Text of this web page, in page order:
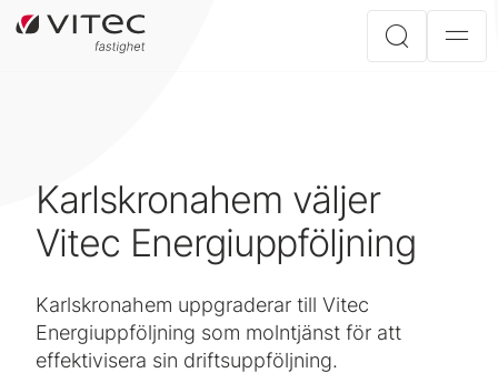
Karlskronahem väljer
Vitec Energiuppföljning
Karlskronahem uppgraderar till Vitec
Energiuppföljning som molntjänst för att
effektivisera sin driftsuppföljning.